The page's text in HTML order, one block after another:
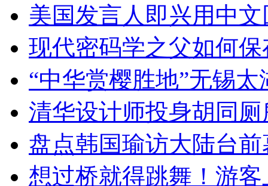
美国发言人即兴用中
现代密码学之父如何
“中华赏樱胜地”无锡
清华设计师投身胡同
盘点韩国瑜访大陆台
想过桥就得跳舞！游客